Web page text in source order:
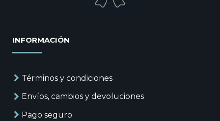
INFORMACIÓN
Términos y condiciones
Envíos, cambios y devoluciones
Pago seguro